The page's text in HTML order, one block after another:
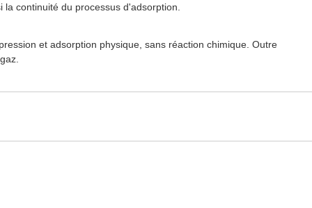
continuité du processus d'adsorption.
et adsorption physique, sans réaction chimique. Outre